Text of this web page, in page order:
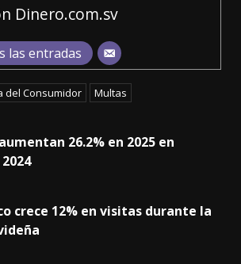
Dinero.com.sv
las entradas
del Consumidor Multas
26.2% en 2025 en
crece 12% en visitas durante la